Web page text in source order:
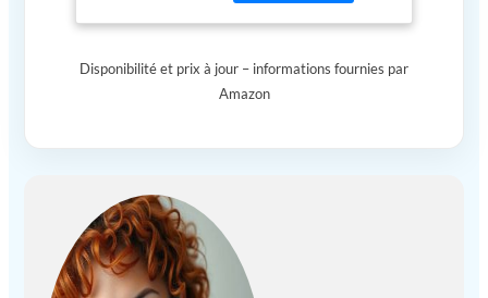
appareil portable, ce
ajout à tout sac de
sport ou bagage.
équipé d'une source
permettant de l'utiliser
n'importe où, n'importe
Disponibilité et prix à jour – informations fournies par
Amazon